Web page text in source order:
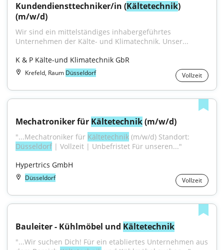
Kundendiensttechniker/in (Kältetechnik)
(m/w/d)
Wir sind ein mittelständiges inhabergeführtes
Unternehmen der Kälte- und Klimatechnik. Unser...
K & P Kälte-und Klimatechnik GbR
Krefeld, Raum Düsseldorf Vollzeit
Mechatroniker für Kältetechnik (m/w/d)
"...Mechatroniker für Kältetechnik
Düsseldorf | Vollzeit | Unbefristet Für unseren..."
Hypertrics GmbH
Düsseldorf Vollzeit
Bauleiter - Kühlmöbel und Kältetechnik
"...Wir suchen Dich! Für ein etabliertes Unternehmen aus